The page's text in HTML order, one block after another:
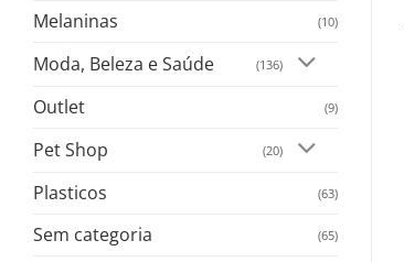
Melaninas (10)
Moda, Beleza e Saúde (136)
Outlet (9)
Pet Shop (20)
Plasticos (63)
Sem categoria (65)
Lanterna Recarregavel 1 Led 3w
Logue p/ ver o preço